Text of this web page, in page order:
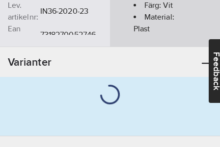
Lev.
artikelnr:
IN36-2020-23
Ean
7318270052746
Färg:Vit
Material:
Plast
Varianter